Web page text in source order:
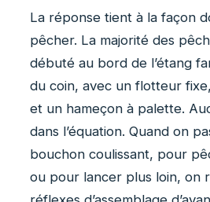
La réponse tient à la façon
pêcher. La majorité des
débuté au bord de l’étang
du coin, avec un flotteur
et un hameçon à palette.
dans l’équation. Quand on
bouchon coulissant, pour
ou pour lancer plus loin, on